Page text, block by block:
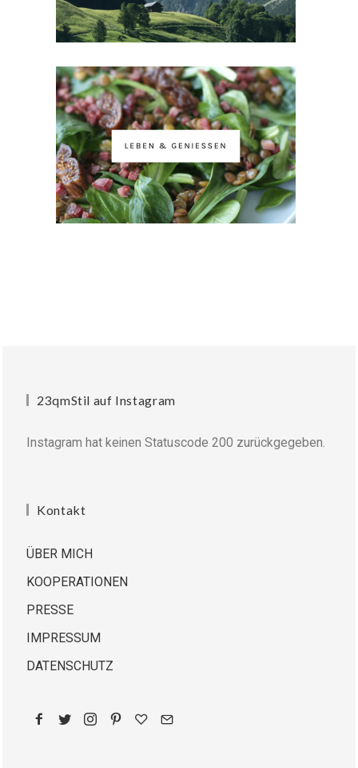
23qmStil auf Instagram
Instagram hat keinen Statuscode 200 zurückgegeben.
Kontakt
ÜBER MICH
KOOPERATIONEN
PRESSE
IMPRESSUM
DATENSCHUTZ